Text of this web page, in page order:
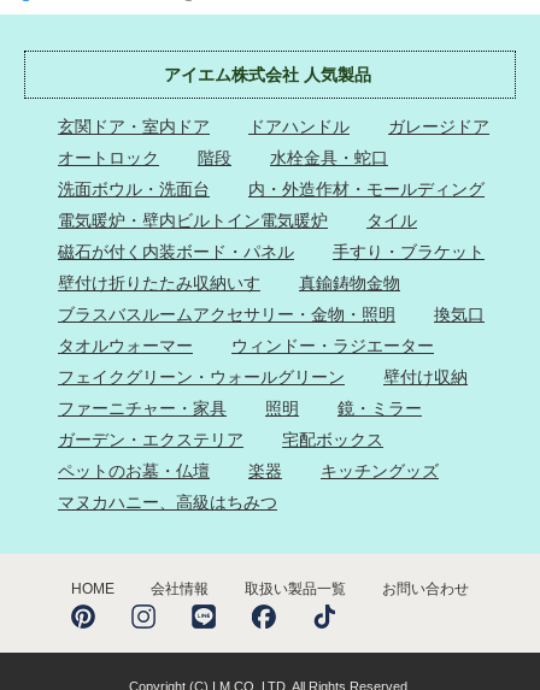
アイエム株式会社 人気製品
玄関ドア・室内ドア ドアハンドル
ガレージドア
オートロック
階段
水栓金具・蛇口
洗面ボウル・洗面台
内・外造作材・モールディング
電気暖炉・壁内ビルトイン電気暖炉
タイル
磁石が付く内装ボード・パネル
手すり・ブラケット
壁付け折りたたみ収納いす
真鍮鋳物金物
ブラスバスルームアクセサリー・金物・照明
換気口
タオルウォーマー
ウィンドー・ラジエーター
フェイクグリーン・ウォールグリーン
壁付け収納
ファーニチャー・家具
照明
鏡・ミラー
ガーデン・エクステリア
宅配ボックス
ペットのお墓・仏壇
楽器
キッチングッズ
マヌカハニー、高級はちみつ
HOME 会社情報 取扱い製品一覧 お問い合わせ
Copyright (C) I.M CO.,LTD. All Rights Reserved.